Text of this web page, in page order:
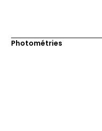
Photométries